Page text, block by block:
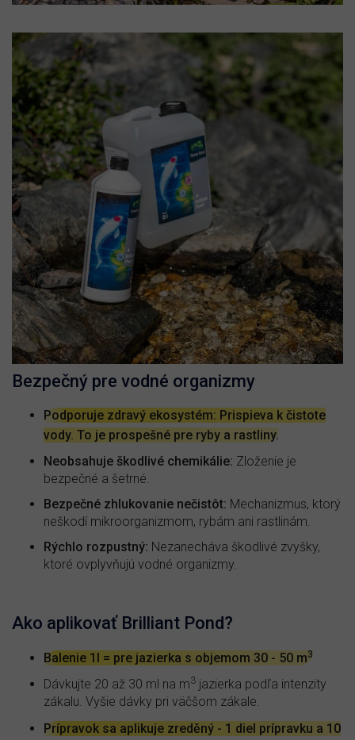
Bezpečný pre vodné organizmy
Podporuje zdravý ekosystém: Prispieva k čistote
vody. To je prospešné pre ryby a rastliny.
Neobsahuje škodlivé chemikálie: Zloženie je
bezpečné a šetrné.
Bezpečné zhlukovanie nečistôt: Mechanizmus, ktorý
neškodí mikroorganizmom, rybám ani rastlinám.
Rýchlo rozpustný: Nezanecháva škodlivé zvyšky,
ktoré ovplyvňujú vodné organizmy.
Ako aplikovať Brilliant Pond?
Balenie 1l = pre jazierka s objemom 30 - 50 m3
Dávkujte 20 až 30 ml na m3 jazierka podľa intenzity
zákalu. Vyšie dávky pri väčšom zákale.
Prípravok sa aplikuje zreděný - 1 diel prípravku a 10